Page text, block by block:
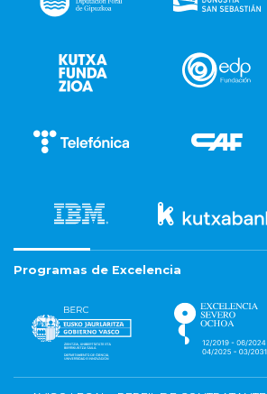
Programas de Excelencia